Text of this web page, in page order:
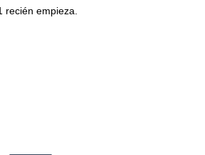
recién empieza.